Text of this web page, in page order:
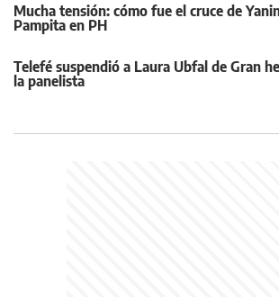
Mucha tensión: cómo fue el cruce de
Pampita en PH
Telefé suspendió a Laura Ubfal de Gran
la panelista